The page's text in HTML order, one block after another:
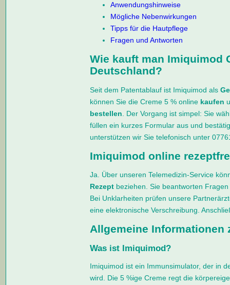
Anwendungshinweise
Mögliche Nebenwirkungen
Tipps für die Hautpflege
Fragen und Antworten
Wie kauft man Imiquimod
Deutschland?
Seit dem Patentablauf ist Imiquimod als
können Sie die Creme 5 % online kaufen
bestellen . Der Vorgang ist simpel: Sie
füllen ein kurzes Formular aus und
unterstützen wir Sie telefonisch unter
Imiquimod online
Ja. Über unseren Telemedizin-Service
Rezeptbeziehen. Sie beantworten
Bei Unklarheiten prüfen unsere
eine elektronische Verschreibung.
Allgemeine Informationen
Was ist Imiquimod?
Imiquimod ist ein Immunsimulator, der in
wird. Die 5 %ige Creme regt die